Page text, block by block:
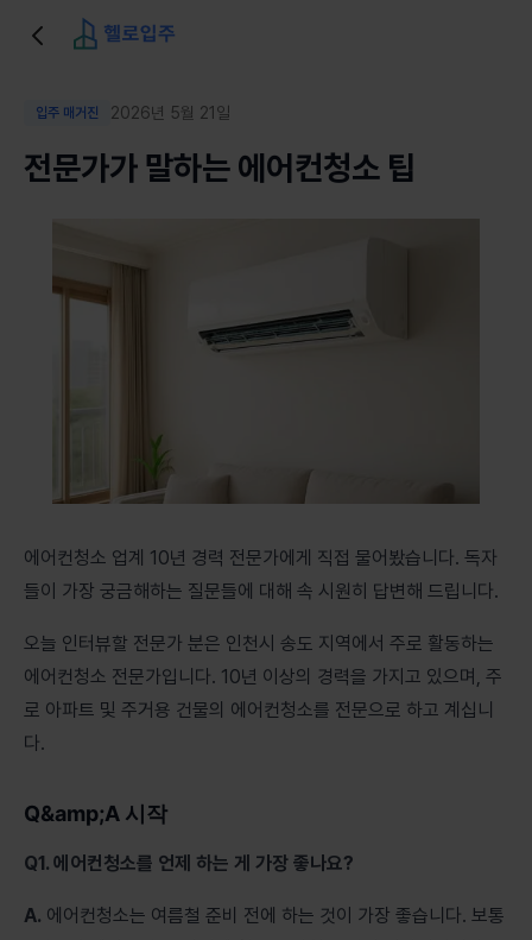
입주 매거진 2026년 5월 21일
전문가가 말하는 에어컨청소 팁
에어컨청소 업계 10년 경력 전문가에게 직접 물어봤습니다. 독자
들이 가장 궁금해하는 질문들에 대해 속 시원히 답변해 드립니다.
오늘 인터뷰할 전문가 분은 인천시 송도 지역에서 주로 활동하는
에어컨청소 전문가입니다. 10년 이상의 경력을 가지고 있으며, 주
로 아파트 및 주거용 건물의 에어컨청소를 전문으로 하고 계십니
다.
Q&amp;A 시작
Q1. 에어컨청소를 언제 하는 게 가장 좋나요?
A. 에어컨청소는 여름철 준비 전에 하는 것이 가장 좋습니다. 보통